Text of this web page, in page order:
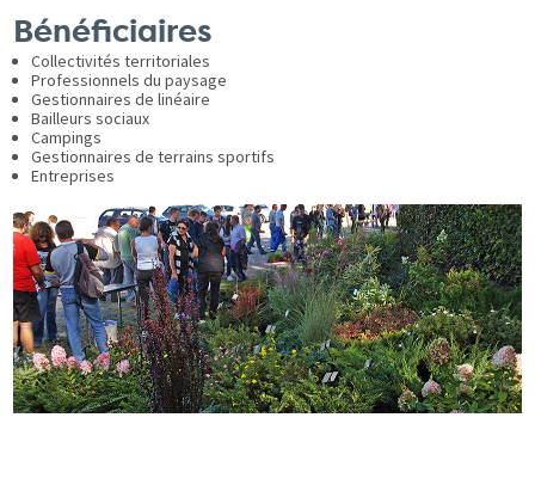
Bénéficiaires
Collectivités territoriales
Professionnels du paysage
Gestionnaires de linéaire
Bailleurs sociaux
Campings
Gestionnaires de terrains sportifs
Entreprises